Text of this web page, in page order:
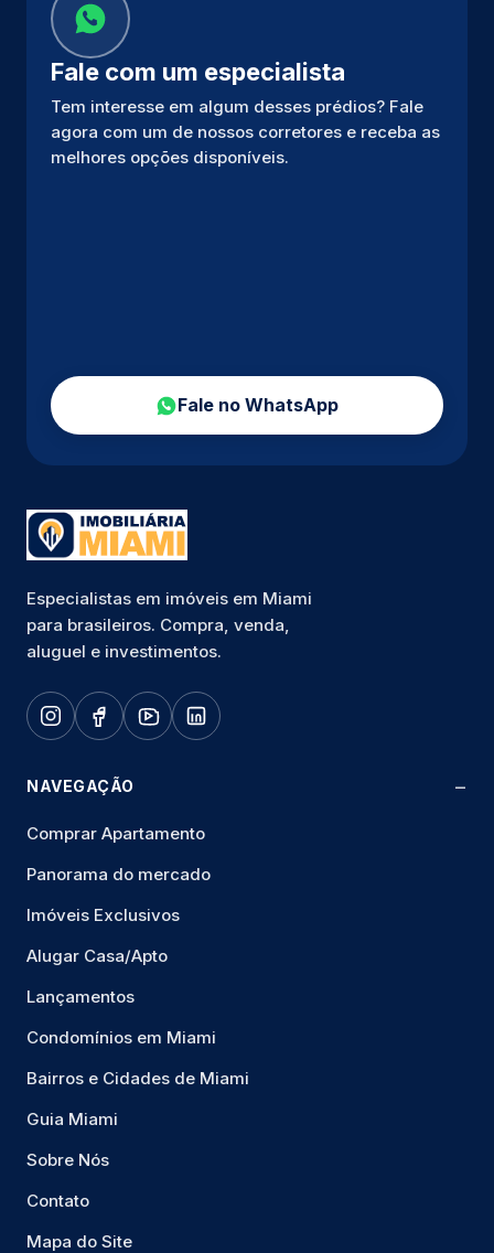
Fale com um especialista
Tem interesse em algum desses prédios? Fale
agora com um de nossos corretores e receba as
melhores opções disponíveis.
Fale no WhatsApp
Especialistas em imóveis em Miami
para brasileiros. Compra, venda,
aluguel e investimentos.
NAVEGAÇÃO
Comprar Apartamento
Panorama do mercado
Imóveis Exclusivos
Alugar Casa/Apto
Lançamentos
Condomínios em Miami
Bairros e Cidades de Miami
Guia Miami
Sobre Nós
Contato
Mapa do Site